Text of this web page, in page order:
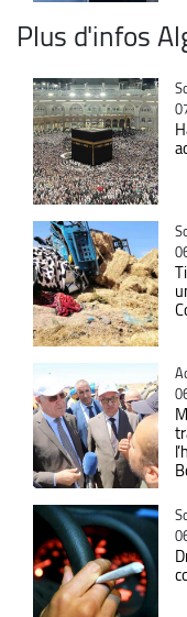
Plus d'infos